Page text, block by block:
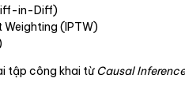
in-Diff)
Weighting (IPTW)
tập công khai từCausal